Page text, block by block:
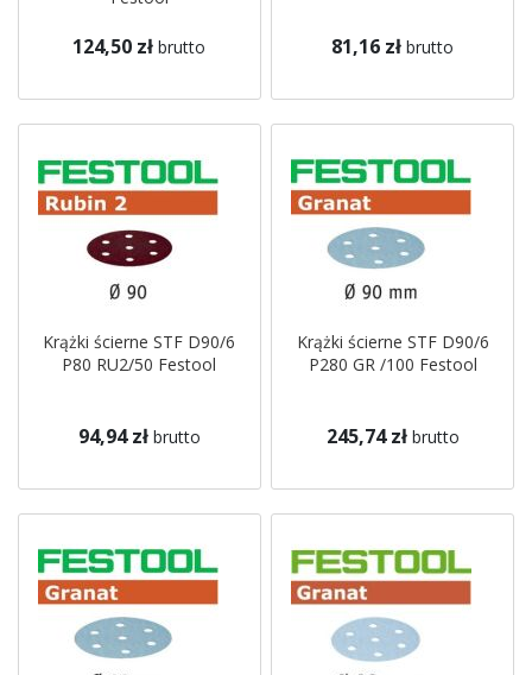
124,50 zł brutto 81,16 zł brutto
Krążki ścierne STF D90/6
P80 RU2/50 Festool
94,94 zł brutto
Krążki ścierne STF D90/6
P280 GR /100 Festool
245,74 zł brutto